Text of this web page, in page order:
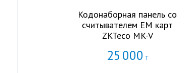
Кодонаборная панель со
считывателем EM карт
ZKTeco MK-V
25 000 Т